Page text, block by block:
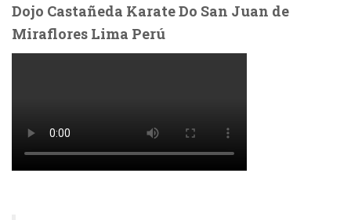
Dojo Castañeda Karate Do San Juan de
Miraflores Lima Perú